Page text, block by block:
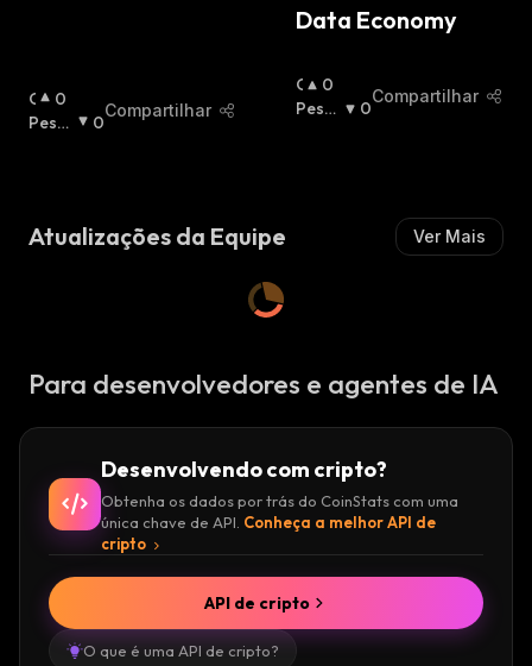
O
T
T
0
Pessi
0
Compartilhar
Data Economy
O
T
0
Pessi
0
Compartilhar
Atualizações da Equipe Ver Mais
Para desenvolvedores e agentes de IA
Desenvolvendo com cripto?
Obtenha os dados por trás do CoinStats com uma
única chave de API. Conheça a melhor API de
cripto
O que é uma API de cripto?
API de cripto